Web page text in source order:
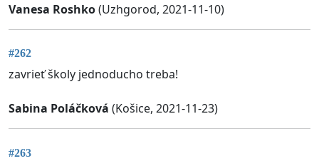
Vanesa Roshko(Uzhgorod, 2021-11-10)
#262
zavrieť školy jednoducho treba!
Sabina Poláčková (Košice, 2021-11-23)
#263